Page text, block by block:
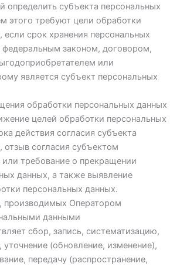
субъекта персональных
этого требуют цели обработки
если срок хранения персональных
федеральным законом, договором,
или
является субъект персональных
обработки персональных данных
целей обработки персональных
действия согласия субъекта
отзыв согласия субъектом
требование о прекращении
данных, а также выявление
персональных данных.
производимых Оператором
данными
сбор, запись, систематизацию,
уточнение (обновление, изменение),
передачу (распространение,